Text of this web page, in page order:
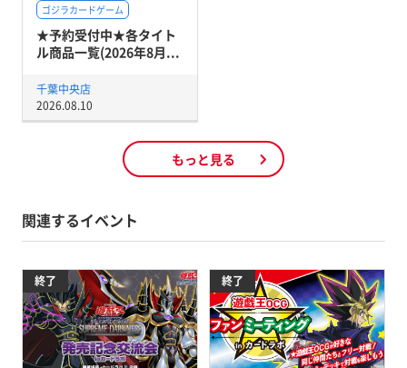
ゴジラカードゲーム
★予約受付中★各タイト
ル商品一覧(2026年8月...
千葉中央店
2026.08.10
もっと見る
関連するイベント
終了 終了